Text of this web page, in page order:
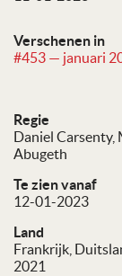
Verschenen in
#453 — januari
Regie
Daniel Carsenty
Abugeth
Te zien vanaf
12-01-2023
Land
Frankrijk,
2021